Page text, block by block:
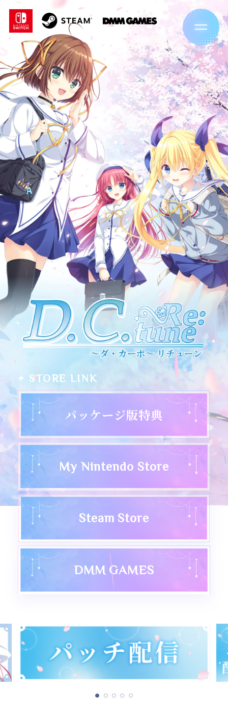
STORE LINK
パッケージ版特典
My Nintendo Store
Steam Store
DMM GAMES